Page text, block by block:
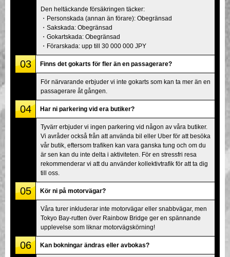
Den heltäckande försäkringen täcker:
・Personskada (annan än förare): Obegränsad
・Sakskada: Obegränsad
・Gokartskada: Obegränsad
・Förarskada: upp till 30 000 000 JPY
03 Finns det gokarts för fler än en passagerare?
För närvarande erbjuder vi inte gokarts som kan ta mer än en
passagerare åt gången.
04 Har ni parkering vid era butiker?
Tyvärr erbjuder vi ingen parkering vid någon av våra butiker.
Vi avråder också från att använda bil eller Uber för att besöka
vår butik, eftersom trafiken kan vara ganska tung och om du
är sen kan du inte delta i aktiviteten. För en stressfri resa
rekommenderar vi att du använder kollektivtrafik för att ta dig
till oss.
05 Kör ni på motorvägar?
Våra turer inkluderar inte motorvägar eller snabbvägar, men
Tokyo Bay-rutten över Rainbow Bridge ger en spännande
upplevelse som liknar motorvägskörning!
06 Kan bokningar ändras eller avbokas?